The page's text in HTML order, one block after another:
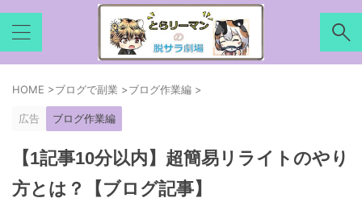
HOME >ブログで副業 >ブログ作業編 >
広告 ブログ作業編
【1記事10分以内】超簡易リライトのやり
方とは？【ブログ記事】